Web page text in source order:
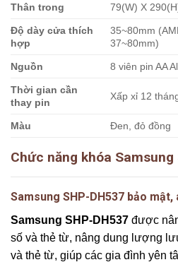
Thân trong 79(W) X
Độ dày cửa thích
hợp
35~80mm
37~80mm)
Nguồn 8 viên pin AA
Thời gian cần
thay pin
Xấp xỉ 12
Màu Đen, đỏ đồng
Chức năng khóa Samsung
Samsung SHP-DH537 bảo mật,
Samsung SHP-DH537 được
số và thẻ từ, nâng dung lượng
và thẻ từ, giúp các gia đình yên